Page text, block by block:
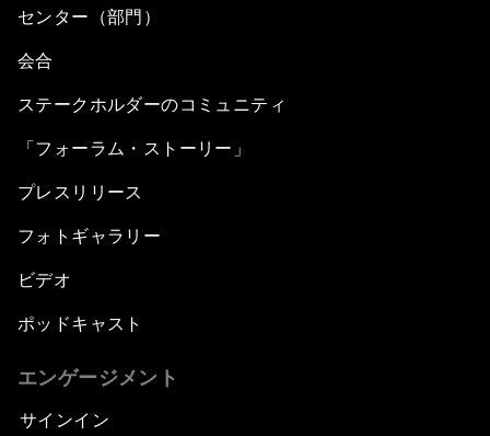
センター（部門）
会合
ステークホルダーのコミュニティ
「フォーラム・ストーリー」
プレスリリース
フォトギャラリー
ビデオ
ポッドキャスト
エンゲージメント
サインイン